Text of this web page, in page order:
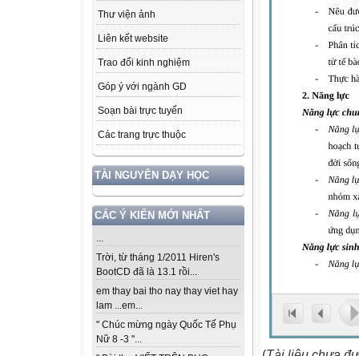
Thư viện ảnh
Liên kết website
Trao đổi kinh nghiệm
Góp ý với ngành GD
Soạn bài trực tuyến
Các trang trực thuộc
TÀI NGUYÊN DẠY HỌC
CÁC Ý KIẾN MỚI NHẤT
...
Trời, từ tháng 1/2011 Hiren's
BootCD đã là 13.1 rồi...
em thay bai tho nay thay viet hay
lam ...em...
" Chúc mừng ngày Quốc Tế Phụ
Nữ 8 -3 "...